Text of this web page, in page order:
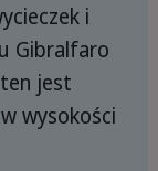
i
Gibralfaro
jest
wysokości